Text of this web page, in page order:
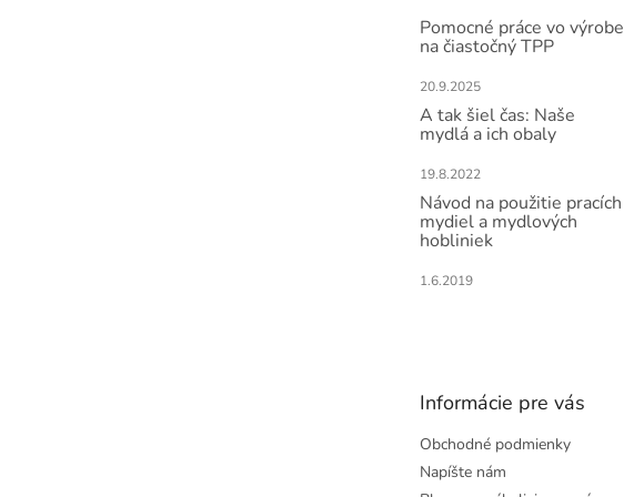
Pomocné práce vo výrobe
na čiastočný TPP
20.9.2025
A tak šiel čas: Naše
mydlá a ich obaly
19.8.2022
Návod na použitie pracích
mydiel a mydlových
hobliniek
1.6.2019
Informácie pre vás
Obchodné podmienky
Napíšte nám